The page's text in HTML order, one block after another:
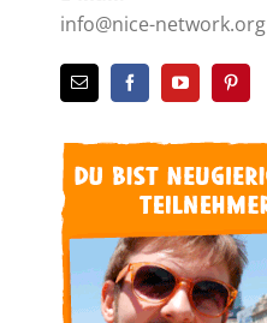
info@nice-network.org